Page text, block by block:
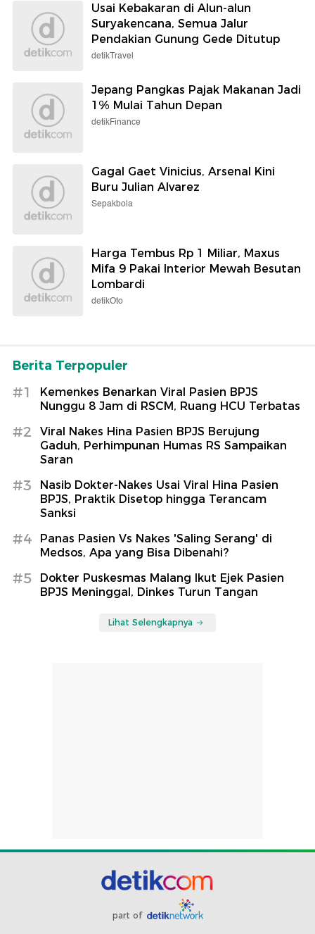
Usai Kebakaran di Alun-alun
Suryakencana, Semua Jalur
Pendakian Gunung Gede Ditutup
detikTravel
Jepang Pangkas Pajak Makanan Jadi
1% Mulai Tahun Depan
detikFinance
Gagal Gaet Vinicius, Arsenal Kini
Buru Julian Alvarez
Sepakbola
Harga Tembus Rp 1 Miliar, Maxus
Mifa 9 Pakai Interior Mewah Besutan
Lombardi
detikOto
Berita Terpopuler
#1
Kemenkes Benarkan Viral Pasien BPJS
Nunggu 8 Jam di RSCM, Ruang HCU Terbatas
#2
Viral Nakes Hina Pasien BPJS Berujung
Gaduh, Perhimpunan Humas RS Sampaikan
Saran
#3
Nasib Dokter-Nakes Usai Viral Hina Pasien
BPJS, Praktik Disetop hingga Terancam
Sanksi
#4
Panas Pasien Vs Nakes 'Saling Serang' di
Medsos, Apa yang Bisa Dibenahi?
#5
Dokter Puskesmas Malang Ikut Ejek Pasien
BPJS Meninggal, Dinkes Turun Tangan
Lihat Selengkapnya
part of